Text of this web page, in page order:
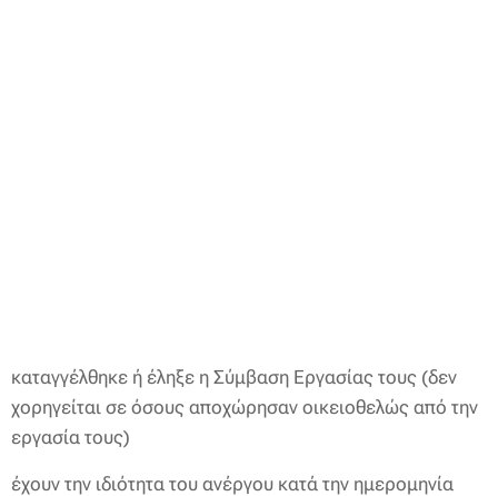
καταγγέλθηκε ή έληξε η Σύμβαση Εργασίας τους (δεν
χορηγείται σε όσους αποχώρησαν οικειοθελώς από την
εργασία τους)
έχουν την ιδιότητα του ανέργου κατά την ημερομηνία